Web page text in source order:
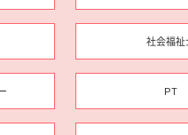
社会福祉
PT